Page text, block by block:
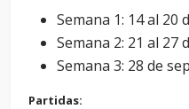
Semana 1: 14 al 20
Semana 2: 21 al 27
Semana 3: 28 de
Partidas: